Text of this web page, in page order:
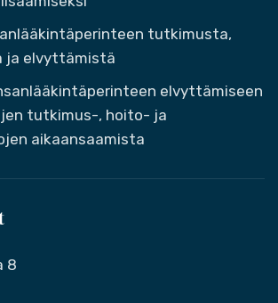
tutkimusta,
ja elvyttämistä
elvyttämiseen
tutkimus-, hoito- ja
aikaansaamista
8